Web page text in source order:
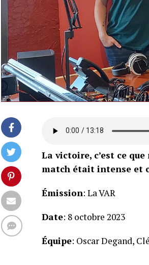
La victoire, c’est ce
match était intense et
Émission: La VAR
Date: 8 octobre 2023
Équipe: Oscar Degand,